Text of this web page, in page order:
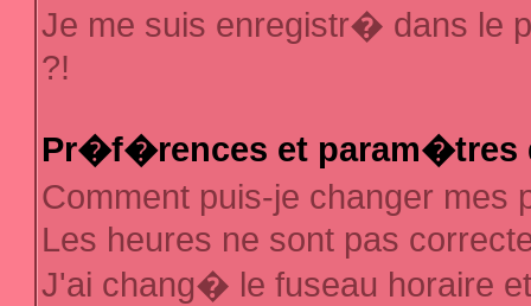
Je me suis enregistr� dans le
?!
Pr�f�rences et param�tres
Comment puis-je changer
Les heures ne sont pas
J'ai chang� le fuseau horaire